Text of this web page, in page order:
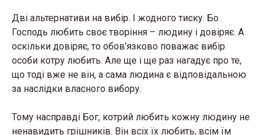
Дві альтернативи на вибір. І жодного тиску. Бо
Господь любить своє творіння – людину і довіряє. А
оскільки довіряє, то обов’язково поважає вибір
особи котру любить. Але ще і ще раз нагадує про те,
що тоді вже не він, а сама людина є відповідальною
за наслідки власного вибору.
Тому насправді Бог, котрий любить кожну людину не
ненавидить грішників. Він всіх їх любить, всім їм